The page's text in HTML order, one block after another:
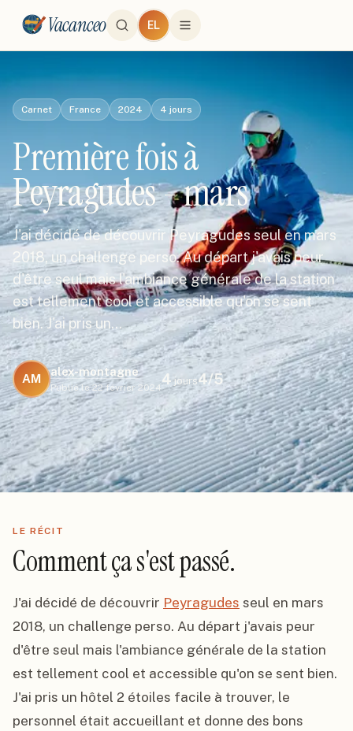
Vacanceo EL
Carnet France 2024 4 jours
Première fois à
Peyragudes - mars
J'ai décidé de découvrir Peyragudes seul en mars
2018, un challenge perso. Au départ j'avais peur
d'être seul mais l'ambiance générale de la station
est tellement cool et accessible qu'on se sent
bien. J'ai pris un…
AM
alex-montagne
Publié le 22 février 2024
4jours4/5
LE RÉCIT
Comment ça s'est passé.
J'ai décidé de découvrir Peyragudes seul en mars
2018, un challenge perso. Au départ j'avais peur
d'être seul mais l'ambiance générale de la station
est tellement cool et accessible qu'on se sent bien.
J'ai pris un hôtel 2 étoiles facile à trouver, le
personnel était accueillant et donne des bons